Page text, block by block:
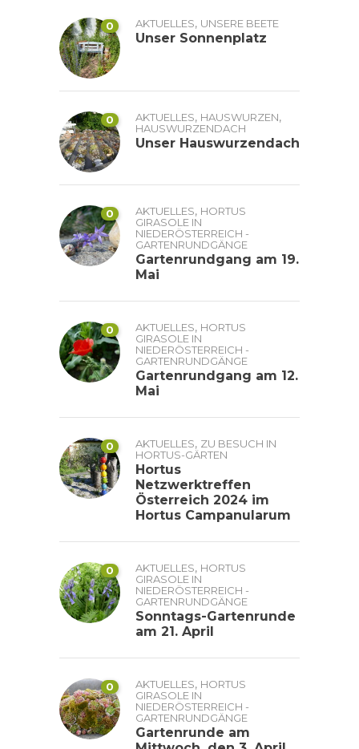
0 AKTUELLES, UNSERE BEETE
Unser Sonnenplatz
0 AKTUELLES, HAUSWURZEN,
HAUSWURZENDACH
Unser Hauswurzendach
0 AKTUELLES, HORTUS
GIRASOLE IN
NIEDERÖSTERREICH -
GARTENRUNDGÄNGE
Gartenrundgang am 19.
Mai
0 AKTUELLES, HORTUS
GIRASOLE IN
NIEDERÖSTERREICH -
GARTENRUNDGÄNGE
Gartenrundgang am 12.
Mai
0 AKTUELLES, ZU BESUCH IN
HORTUS-GÄRTEN
Hortus
Netzwerktreffen
Österreich 2024 im
Hortus Campanularum
0 AKTUELLES, HORTUS
GIRASOLE IN
NIEDERÖSTERREICH -
GARTENRUNDGÄNGE
Sonntags-Gartenrunde
am 21. April
0 AKTUELLES, HORTUS
GIRASOLE IN
NIEDERÖSTERREICH -
GARTENRUNDGÄNGE
Gartenrunde am